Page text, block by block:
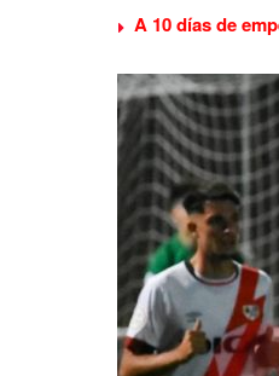
A 10 días de